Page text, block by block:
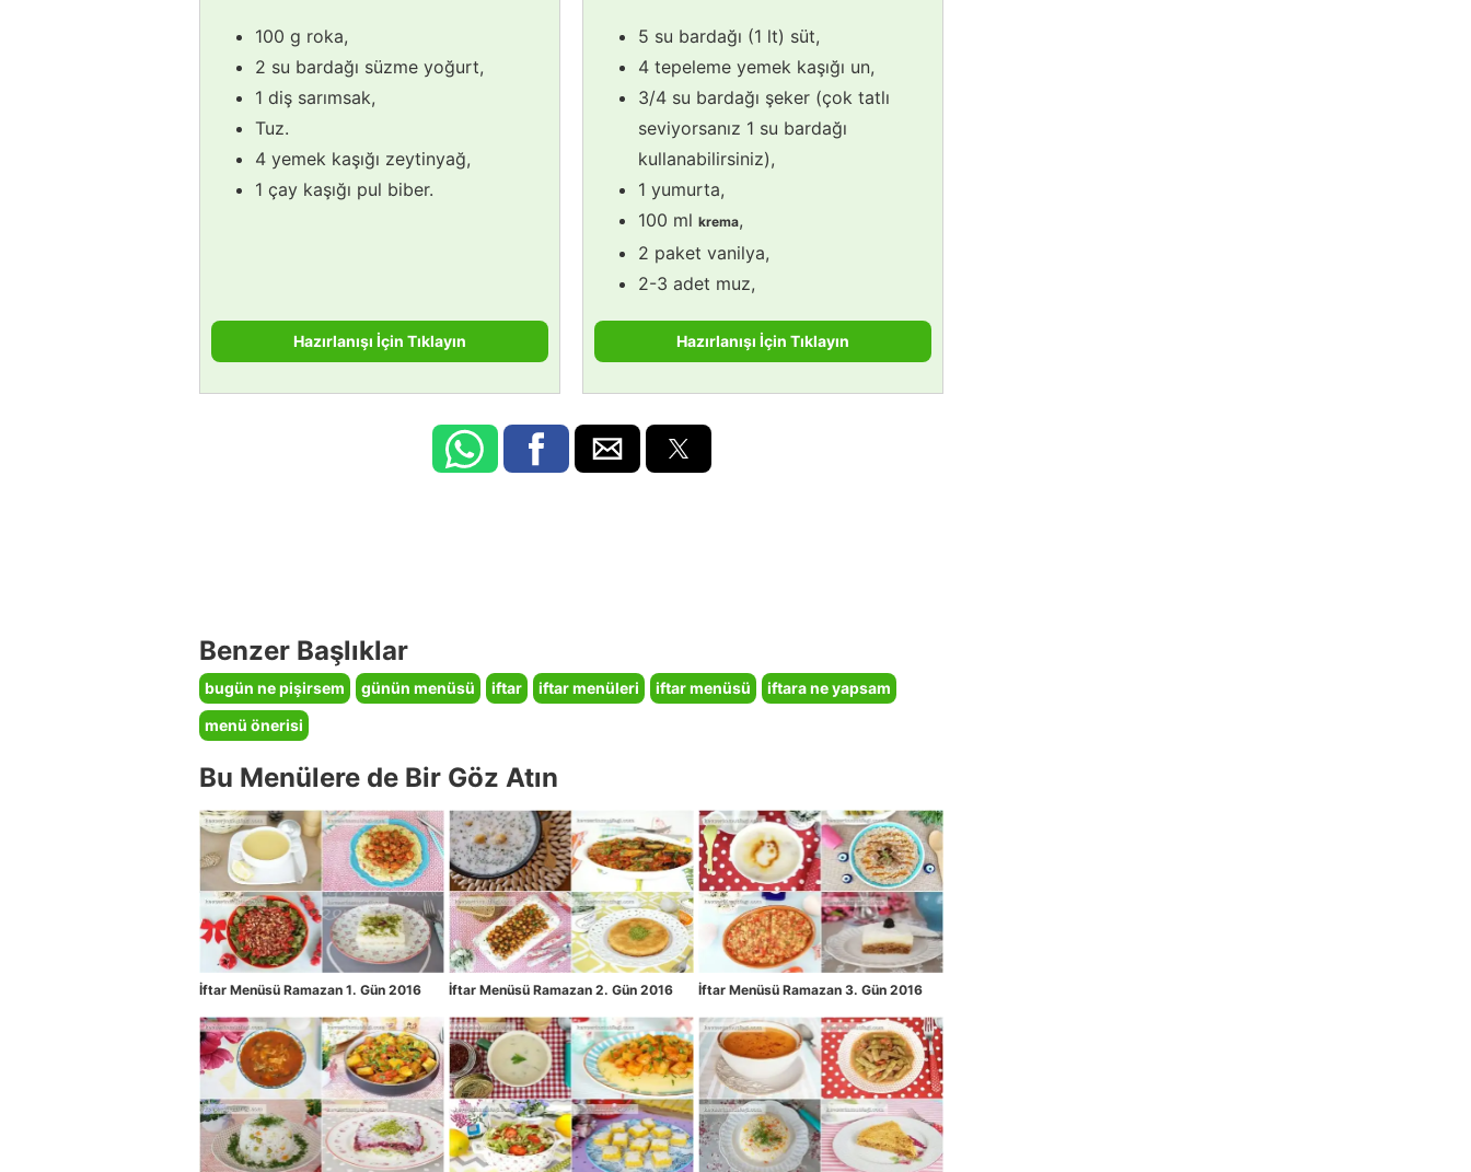
100 g roka,
2 su bardağı süzme yoğurt,
1 diş sarımsak,
Tuz.
4 yemek kaşığı zeytinyağ,
1 çay kaşığı pul biber.
Hazırlanışı İçin Tıklayın
5 su bardağı (1 lt) süt,
4 tepeleme yemek kaşığı un,
3/4 su bardağı şeker (çok tatlı
seviyorsanız 1 su bardağı
kullanabilirsiniz),
1 yumurta,
100 ml krema,
2 paket vanilya,
2-3 adet muz,
Hazırlanışı İçin Tıklayın
Benzer Başlıklar
bugün ne pişirsem günün menüsü iftar iftar menüleri iftar menüsü
iftara ne yapsam
menü önerisi
Bu Menülere de Bir Göz Atın
İftar Menüsü Ramazan 1. Gün 2016 İftar Menüsü Ramazan 2. Gün 2016 İftar Menüsü Ramazan 3. Gün 2016